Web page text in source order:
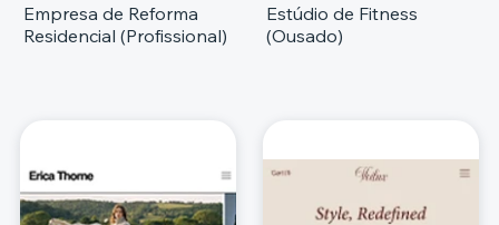
Empresa de Reforma
Residencial (Profissional)
Estúdio de Fitness
(Ousado)